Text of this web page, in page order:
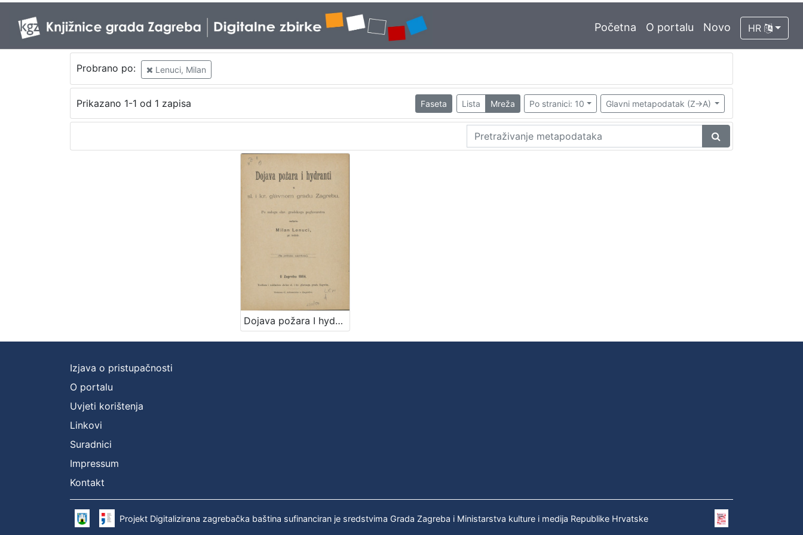
Početna O portalu Novo HR
Probrano po: Lenuci, Milan
Prikazano 1-1 od 1 zapisa Faseta Lista Mreža Po stranici: 10 Glavni metapodatak (Z->A)
Dojava požara I hydanti u sl i kr glavnom gradu Zagrebu / po nalogu slav. gradskoga poglavarstva sastavio Milan Lenuci
Izjava o pristupačnosti
O portalu
Uvjeti korištenja
Linkovi
Suradnici
Impressum
Kontakt
Projekt Digitalizirana zagrebačka baština sufinanciran je sredstvima Grada Zagreba i Ministarstva kulture i medija Republike Hrvatske